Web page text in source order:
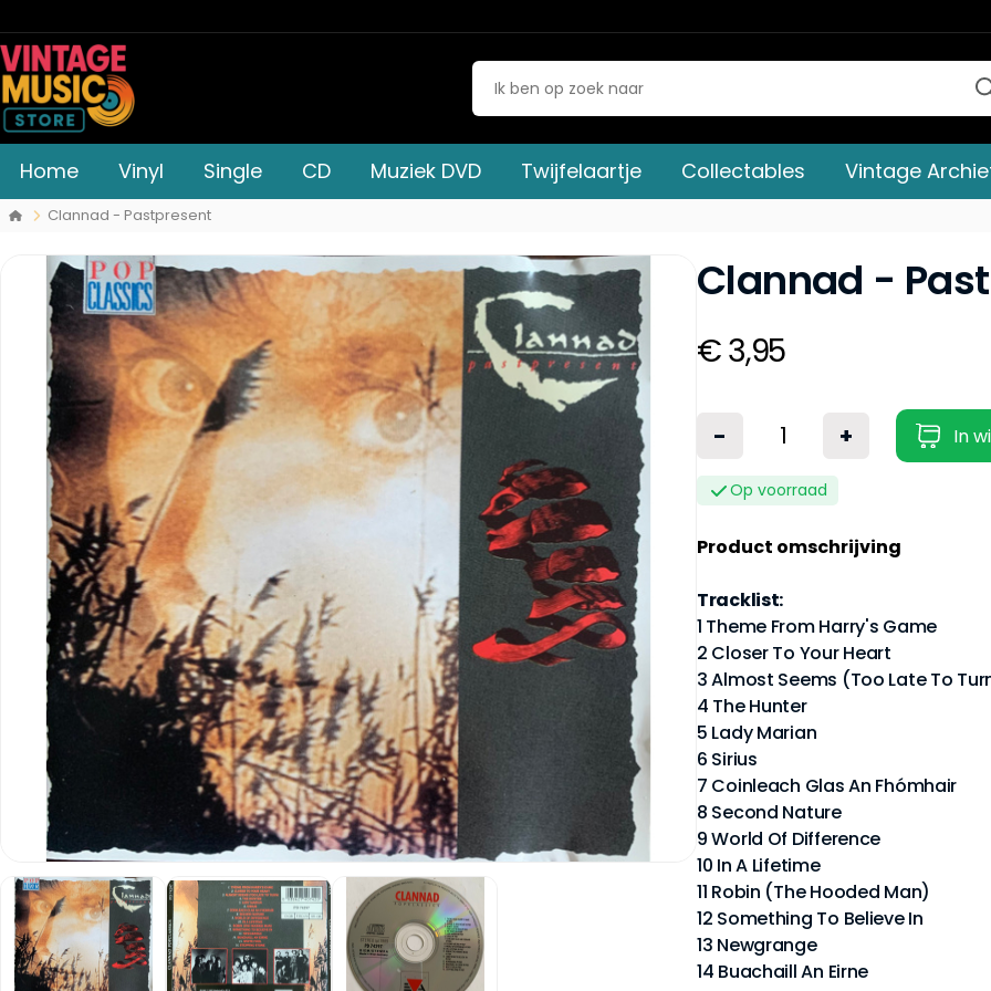
Home Vinyl Single CD Muziek DVD Twijfelaartje Collectables Vintage
Clannad - Pastpresent
Clannad -
€ 3,95
- + In
Op voorraad
Product omschrijving
Tracklist:
1 Theme From Harry's Game
2 Closer To Your Heart
3 Almost Seems (Too Late To
4 The Hunter
5 Lady Marian
6 Sirius
7 Coinleach Glas An Fhómhair
8 Second Nature
9 World Of Difference
10 In A Lifetime
11 Robin (The Hooded Man)
12 Something To Believe In
13 Newgrange
14 Buachaill An Eirne